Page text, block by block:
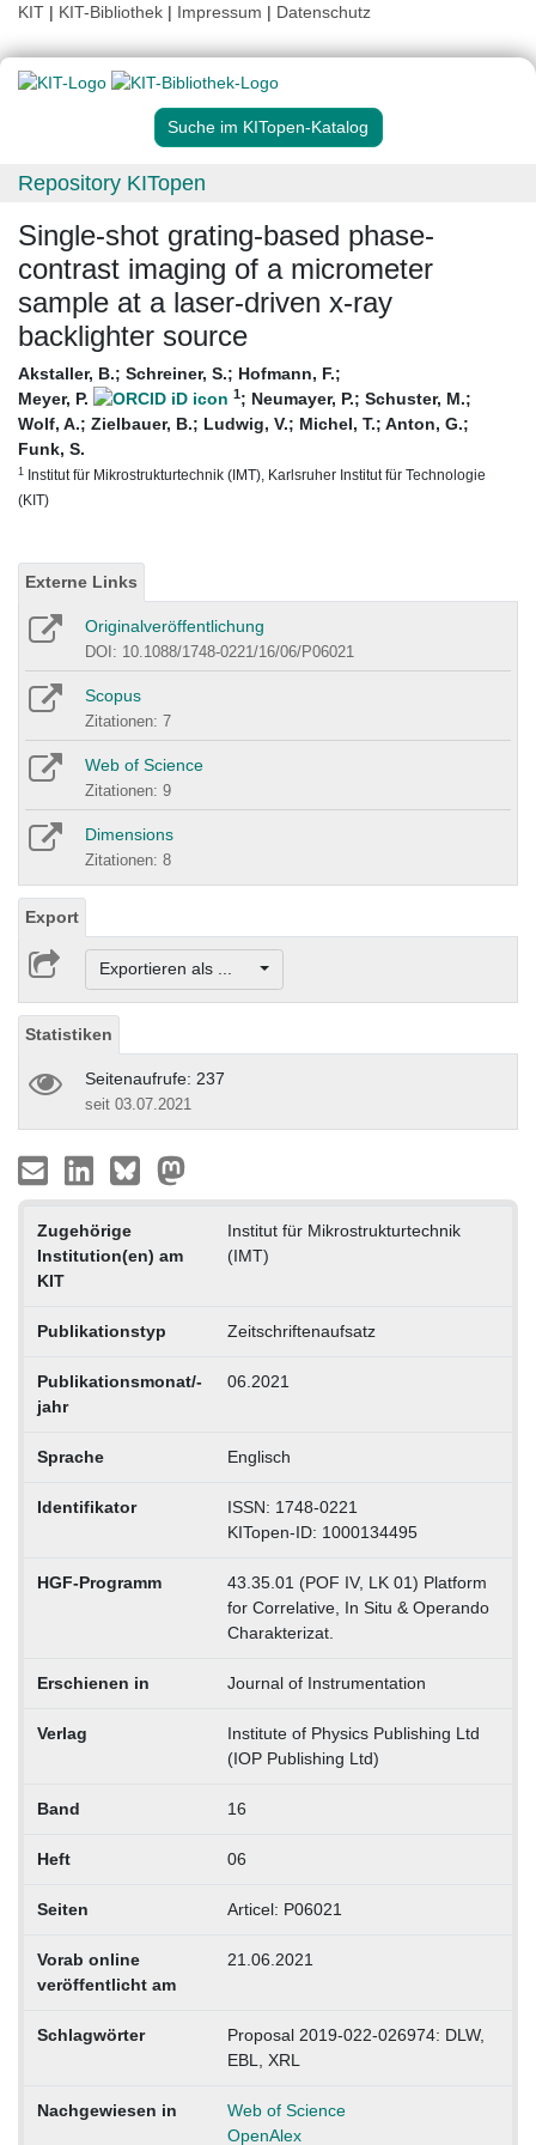
KIT | KIT-Bibliothek | Impressum | Datenschutz
Suche im KITopen-Katalog
Repository KITopen
Single-shot grating-based phase-
contrast imaging of a micrometer
sample at a laser-driven x-ray
backlighter source
Akstaller, B.; Schreiner, S.; Hofmann, F.;
Meyer, P.
1; Neumayer, P.; Schuster, M.;
Wolf, A.; Zielbauer, B.; Ludwig, V.; Michel, T.; Anton, G.;
Funk, S.
1 Institut für Mikrostrukturtechnik (IMT), Karlsruher Institut für Technologie
(KIT)
Externe Links
Originalveröffentlichung
DOI: 10.1088/1748-0221/16/06/P06021
Scopus
Zitationen: 7
Web of Science
Zitationen: 9
Dimensions
Zitationen: 8
Export
Exportieren als ...
Statistiken
Seitenaufrufe: 237
seit 03.07.2021
Zugehörige
Institution(en) am
KIT
Institut für Mikrostrukturtechnik
(IMT)
Publikationstyp Zeitschriftenaufsatz
Publikationsmonat/-
jahr
06.2021
Sprache Englisch
Identifikator
ISSN: 1748-0221
KITopen-ID: 1000134495
HGF-Programm
43.35.01 (POF IV, LK 01) Platform
for Correlative, In Situ & Operando
Charakterizat.
Erschienen in Journal of Instrumentation
Verlag
Institute of Physics Publishing Ltd
(IOP Publishing Ltd)
Band 16
Heft 06
Seiten Articel: P06021
Vorab online
veröffentlicht am
21.06.2021
Schlagwörter
Proposal 2019-022-026974: DLW,
EBL, XRL
Nachgewiesen in
Web of Science
OpenAlex